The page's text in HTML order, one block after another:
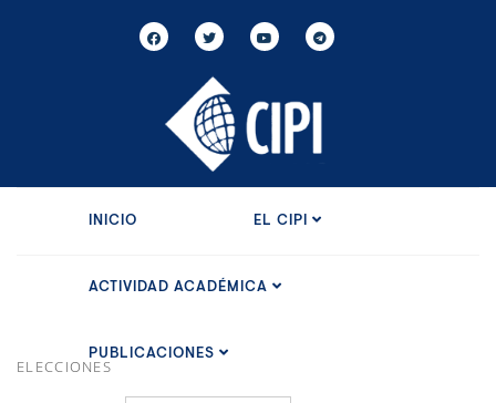
INICIO EL CIPI
ACTIVIDAD ACADÉMICA
PUBLICACIONES
ELECCIONES